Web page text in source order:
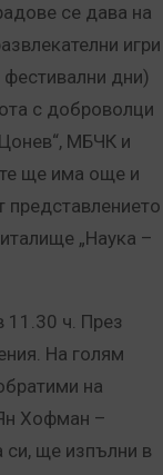
се дава на
игри
дни)
с доброволци
МБЧК и
ще има още и
представлението
„Наука –
11.30 ч. През
На голям
на
Хофман –
си, ще изпълни в